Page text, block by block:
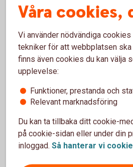
Tjänstekostnader
Detta är kostnader och avgifter
olika tjänster. Exempel på
Våra cookies,
Vi använder nödvändiga
tekniker för att webbplatsen
finns även cookies du kan välja
upplevelse:
Funktioner, prestanda och
Relevant marknadsföring
Du kan ta tillbaka ditt cookie-
på cookie-sidan eller under din
inloggad. Så hanterar vi